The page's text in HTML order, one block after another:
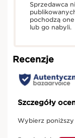
Sprzedawca
pochodzą
lub go nabyli.